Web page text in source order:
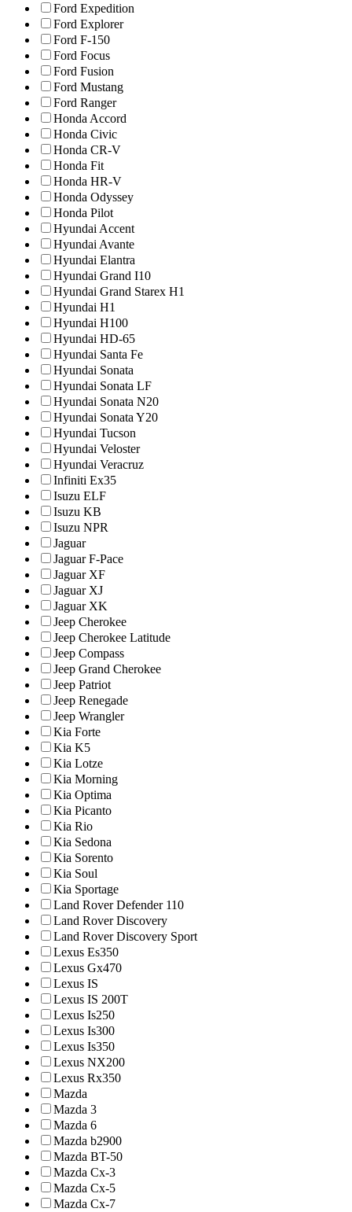
Ford Expedition
Ford Explorer
Ford F-150
Ford Focus
Ford Fusion
Ford Mustang
Ford Ranger
Honda Accord
Honda Civic
Honda CR-V
Honda Fit
Honda HR-V
Honda Odyssey
Honda Pilot
Hyundai Accent
Hyundai Avante
Hyundai Elantra
Hyundai Grand I10
Hyundai Grand Starex H1
Hyundai H1
Hyundai H100
Hyundai HD-65
Hyundai Santa Fe
Hyundai Sonata
Hyundai Sonata LF
Hyundai Sonata N20
Hyundai Sonata Y20
Hyundai Tucson
Hyundai Veloster
Hyundai Veracruz
Infiniti Ex35
Isuzu ELF
Isuzu KB
Isuzu NPR
Jaguar
Jaguar F-Pace
Jaguar XF
Jaguar XJ
Jaguar XK
Jeep Cherokee
Jeep Cherokee Latitude
Jeep Compass
Jeep Grand Cherokee
Jeep Patriot
Jeep Renegade
Jeep Wrangler
Kia Forte
Kia K5
Kia Lotze
Kia Morning
Kia Optima
Kia Picanto
Kia Rio
Kia Sedona
Kia Sorento
Kia Soul
Kia Sportage
Land Rover Defender 110
Land Rover Discovery
Land Rover Discovery Sport
Lexus Es350
Lexus Gx470
Lexus IS
Lexus IS 200T
Lexus Is250
Lexus Is300
Lexus Is350
Lexus NX200
Lexus Rx350
Mazda
Mazda 3
Mazda 6
Mazda b2900
Mazda BT-50
Mazda Cx-3
Mazda Cx-5
Mazda Cx-7